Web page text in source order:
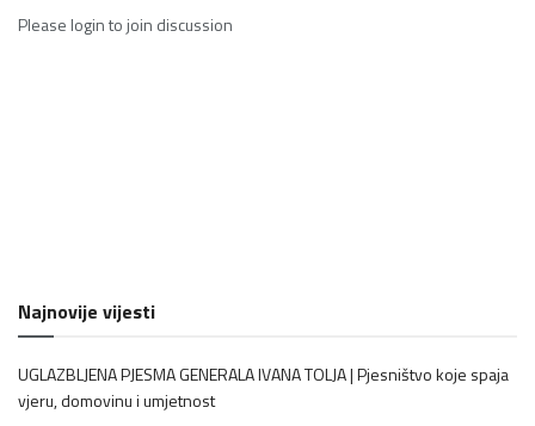
Please loginto join discussion
Najnovije vijesti
UGLAZBLJENA PJESMA GENERALA IVANA TOLJA | Pjesništvo koje spaja
vjeru, domovinu i umjetnost